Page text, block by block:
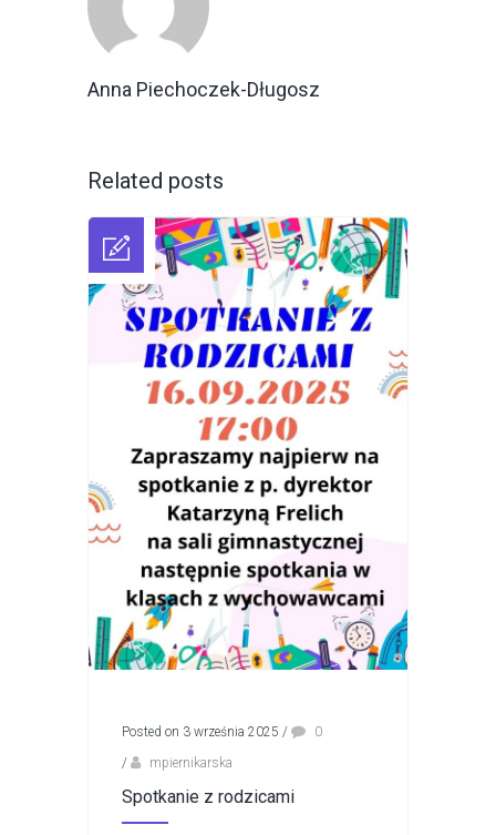
Anna Piechoczek-Długosz
Related posts
Posted on 3 września 2025 /
0
/
mpiernikarska
Spotkanie z rodzicami